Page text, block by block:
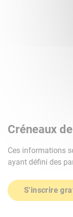
Créneaux
Ces informations
ayant défini des
S'inscrire